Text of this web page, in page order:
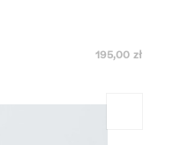
195,00 zł